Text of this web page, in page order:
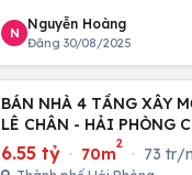
N
Nguyễn Hoàng
Đăng 30/08/2025
BÁN NHÀ 4 TẦNG XÂY
LÊ CHÂN - HẢI PHÒNG
6.55 tỷ · 70m
2
· 73 tr/